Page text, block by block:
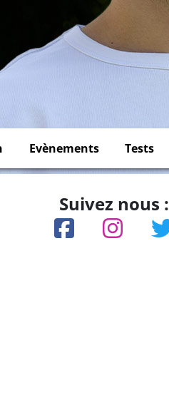
Evènements Tests
Suivez nous :